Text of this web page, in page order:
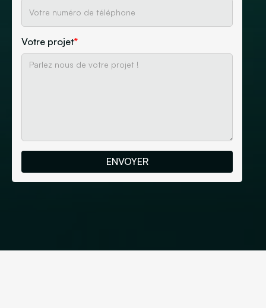
Votre projet*